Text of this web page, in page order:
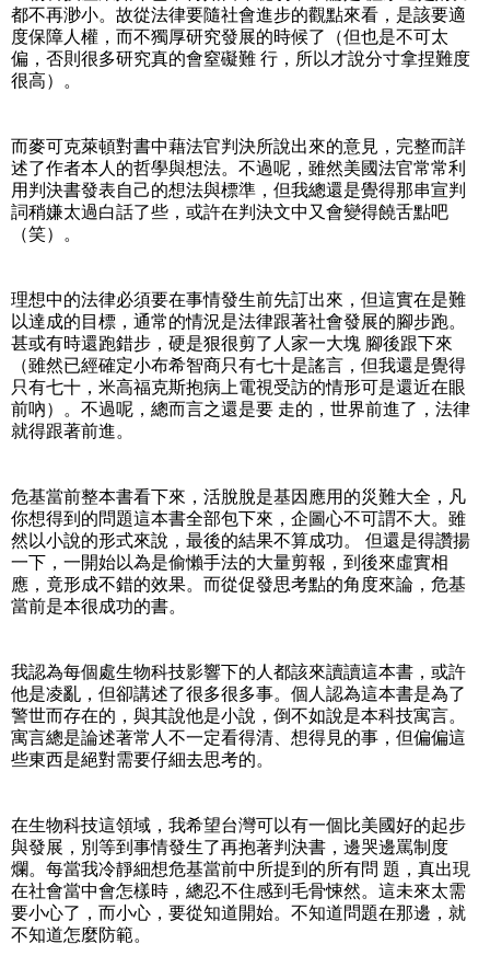
都不再渺小。故從法律要隨社會進步的觀點來看，是該要適
度保障人權，而不獨厚研究發展的時候了（但也是不可太
偏，否則很多研究真的會窒礙難 行，所以才說分寸拿捏難度
很高）。
而麥可克萊頓對書中藉法官判決所說出來的意見，完整而詳
述了作者本人的哲學與想法。不過呢，雖然美國法官常常利
用判決書發表自己的想法與標準，但我總還是覺得那串宣判
詞稍嫌太過白話了些，或許在判決文中又會變得饒舌點吧
（笑）。
理想中的法律必須要在事情發生前先訂出來，但這實在是難
以達成的目標，通常的情況是法律跟著社會發展的腳步跑。
甚或有時還跑錯步，硬是狠很剪了人家一大塊 腳後跟下來
（雖然已經確定小布希智商只有七十是謠言，但我還是覺得
只有七十，米高福克斯抱病上電視受訪的情形可是還近在眼
前吶）。不過呢，總而言之還是要 走的，世界前進了，法律
就得跟著前進。
危基當前整本書看下來，活脫脫是基因應用的災難大全，凡
你想得到的問題這本書全部包下來，企圖心不可謂不大。雖
然以小說的形式來說，最後的結果不算成功。 但還是得讚揚
一下，一開始以為是偷懶手法的大量剪報，到後來虛實相
應，竟形成不錯的效果。而從促發思考點的角度來論，危基
當前是本很成功的書。
我認為每個處生物科技影響下的人都該來讀讀這本書，或許
他是凌亂，但卻講述了很多很多事。個人認為這本書是為了
警世而存在的，與其說他是小說，倒不如說是本科技寓言。
寓言總是論述著常人不一定看得清、想得見的事，但偏偏這
些東西是絕對需要仔細去思考的。
在生物科技這領域，我希望台灣可以有一個比美國好的起步
與發展，別等到事情發生了再抱著判決書，邊哭邊罵制度
爛。每當我冷靜細想危基當前中所提到的所有問 題，真出現
在社會當中會怎樣時，總忍不住感到毛骨悚然。這未來太需
要小心了，而小心，要從知道開始。不知道問題在那邊，就
不知道怎麼防範。